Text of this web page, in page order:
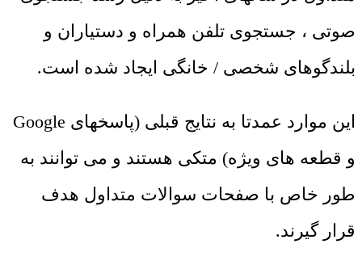
صوتی ، جستجوی تلفن همراه و دستیاران و
بلندگوهای شخصی / خانگی ایجاد شده است.
این موارد عمدتا به نتایج قبلی (پاسخهای Google
و قطعه های ویژه) متکی هستند و می توانند به
طور خاص با صفحات سوالات متداول هدف
قرار گیرند.